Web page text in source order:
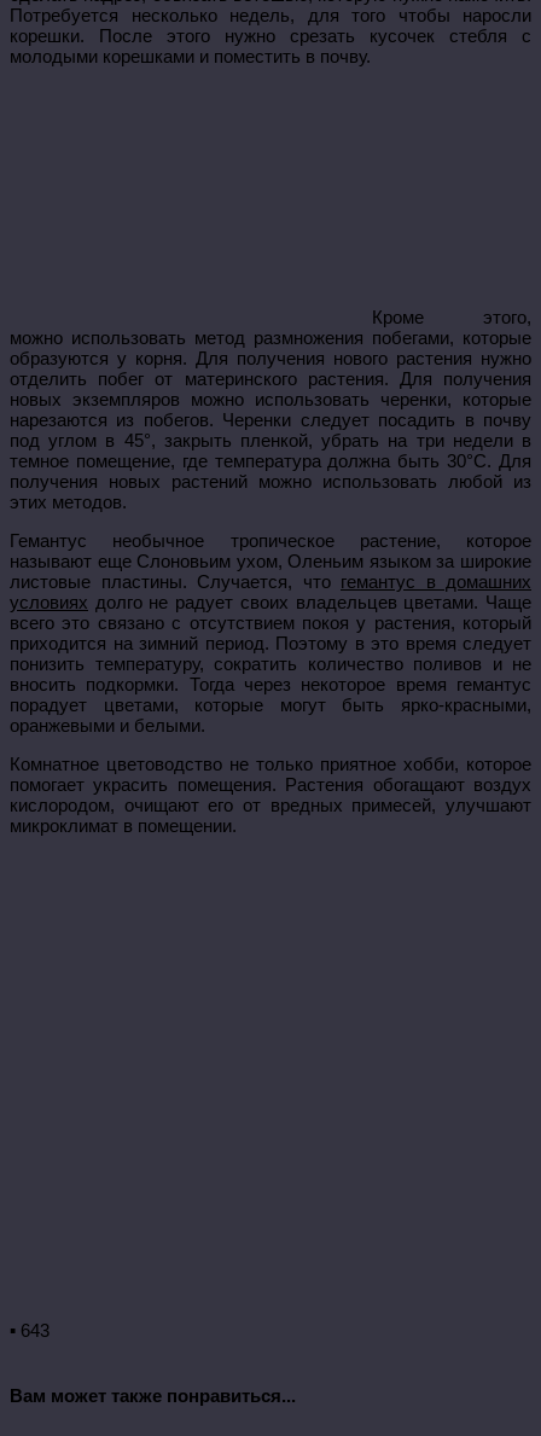
Потребуется несколько недель, для того чтобы наросли
корешки. После этого нужно срезать кусочек стебля с
молодыми корешками и поместить в почву.
Кроме этого,
можно использовать метод размножения побегами, которые
образуются у корня. Для получения нового растения нужно
отделить побег от материнского растения. Для получения
новых экземпляров можно использовать черенки, которые
нарезаются из побегов. Черенки следует посадить в почву
под углом в 45°, закрыть пленкой, убрать на три недели в
темное помещение, где температура должна быть 30°С. Для
получения новых растений можно использовать любой из
этих методов.
Гемантус необычное тропическое растение, которое
называют еще Слоновьим ухом, Оленьим языком за широкие
листовые пластины. Случается, что гемантус в домашних
условиях долго не радует своих владельцев цветами. Чаще
всего это связано с отсутствием покоя у растения, который
приходится на зимний период. Поэтому в это время следует
понизить температуру, сократить количество поливов и не
вносить подкормки. Тогда через некоторое время гемантус
порадует цветами, которые могут быть ярко-красными,
оранжевыми и белыми.
Комнатное цветоводство не только приятное хобби, которое
помогает украсить помещения. Растения обогащают воздух
кислородом, очищают его от вредных примесей, улучшают
микроклимат в помещении.
▪ 643
Вам может также понравиться...